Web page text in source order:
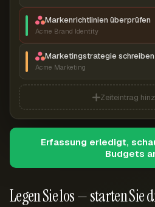
Legen Sie los — starten Sie
Markenrichtlinien überprüfen
Acme Brand Identity
Marketingstrategie schreiben
Acme Marketing
Zeiteintrag
Erfassung erledigt,
Budgets